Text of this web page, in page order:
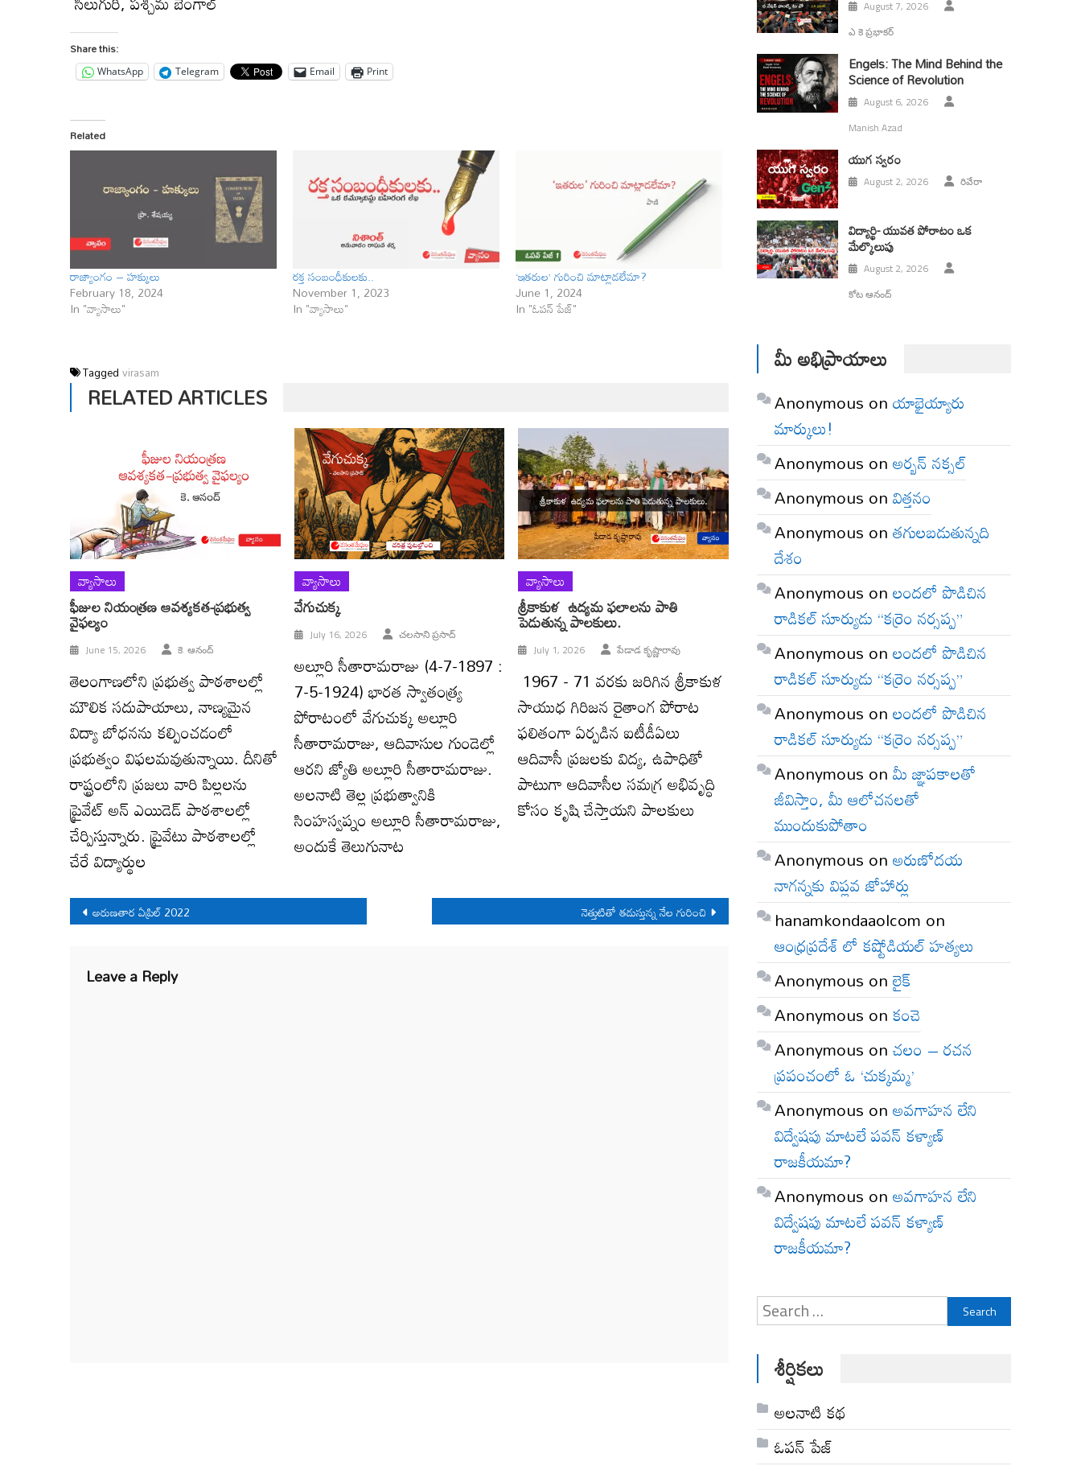
Share this:
WhatsApp Telegram Email Print
Related
రాజ్యాంగం – హక్కులు
February 18, 2024
In "వ్యాసాలు"
రక్త సంబంధీకులకు..
November 1, 2023
In "వ్యాసాలు"
‘ఇతరుల’ గురించి మాట్లాడలేమా?
June 1, 2024
In "ఓపన్ పేజ్"
Taggedvirasam
RELATED ARTICLES
వ్యాసాలు
ఫీజుల నియంత్రణ‌ ఆవశ్యకత-ప్రభుత్వ
వైఫల్యం
June 15, 2026 కె. ఆనంద్
తెలంగాణలోని ప్రభుత్వ పాఠశాలల్లో
మౌలిక సదుపాయాలు, నాణ్యమైన
విద్యా బోధనను కల్పించడంలో
ప్రభుత్వం విఫలమవుతున్నాయి. దీనితో
రాష్ట్రంలోని ప్రజలు వారి పిల్లలను
ప్రైవేట్ అన్ ఎయిడెడ్ పాఠశాలల్లో
చేర్పిస్తున్నారు. ప్రైవేటు పాఠశాలల్లో
చేరే విద్యార్థుల
వ్యాసాలు
వేగుచుక్క
July 16, 2026 చలసాని ప్రసాద్‌
అల్లూరి సీతారామరాజు (4-7-1897 :
7-5-1924) భారత స్వాతంత్ర్య
పోరాటంలో వేగుచుక్క అల్లూరి
సీతారామరాజు, ఆదివాసుల గుండెల్లో
ఆరని జ్యోతి అల్లూరి సీతారామరాజు.
అలనాటి తెల్ల ప్రభుత్వానికి
సింహస్వప్నం అల్లూరి సీతారామరాజు,
అందుకే తెలుగునాట
వ్యాసాలు
శ్రీకాకుళ ఉద్యమ ఫలాలను పాతి
పెడుతున్న పాలకులు.
July 1, 2026 పేడాడ కృష్ణారావు
1967 - 71 వరకు జరిగిన శ్రీకాకుళ
సాయుధ గిరిజన రైతాంగ పోరాట
ఫలితంగా ఏర్పడిన ఐటీడీఏలు
ఆదివాసీ ప్రజలకు విద్య, ఉపాధితో
పాటుగా ఆదివాసీల సమగ్ర అభివృద్ధి
కోసం కృషి చేస్తాయని పాలకులు
Post
navigation
అరుణతార ఏప్రిల్ 2022 నెత్తుటితో తడుస్తున్న నేల గురించి
Leave a Reply
August 7, 2026
ఎ కె ప్రభాకర్
Engels: The Mind Behind the
Science of Revolution
August 6, 2026
Manish Azad
యుగ స్వ‌రం
August 2, 2026 రివేరా
విద్యార్థి- యువత పోరాటం ఒక
మేల్కొలుపు
August 2, 2026
కోట ఆనంద్
మీ అభిప్రాయాలు
Anonymous onయాభైయ్యారు
మార్కులు!
Anonymous onఅర్బన్ నక్సల్
Anonymous onవిత్తనం
Anonymous onతగులబడుతున్నది
దేశం
Anonymous onలందలో పొడిచిన
రాడికల్ సూర్యుడు “కర్రెం నర్సప్ప”
Anonymous onలందలో పొడిచిన
రాడికల్ సూర్యుడు “కర్రెం నర్సప్ప”
Anonymous onలందలో పొడిచిన
రాడికల్ సూర్యుడు “కర్రెం నర్సప్ప”
Anonymous onమీ జ్ఞాపకాలతో
జీవిస్తాం, మీ ఆలోచనలతో
ముందుకుపోతాం
Anonymous onఅరుణోదయ
నాగన్నకు విప్లవ జోహార్లు
hanamkondaaolcom on
ఆంధ్రప్రదేశ్ లో కష్టోడియల్ హత్యలు
Anonymous onలైక్
Anonymous onకంచె
Anonymous onచలం – రచన
ప్రపంచంలో ఓ ‘చుక్కమ్మ’
Anonymous onఅవగాహన లేని
విద్వేషపు మాటలే పవన్ కళ్యాణ్
రాజకీయమా?
Anonymous onఅవగాహన లేని
విద్వేషపు మాటలే పవన్ కళ్యాణ్
రాజకీయమా?
Search
for:
శీర్షికలు
అల‌నాటి క‌థ‌
ఓపన్ పేజ్